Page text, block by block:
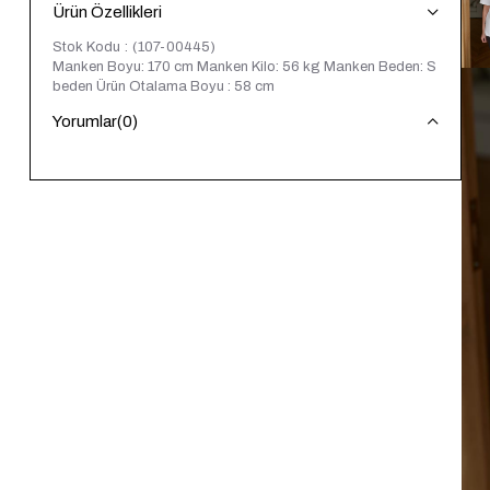
Ürün Özellikleri
Stok Kodu
(107-00445)
Manken Boyu: 170 cm Manken Kilo: 56 kg Manken Beden: S
beden Ürün Otalama Boyu : 58 cm
Yorumlar(0)